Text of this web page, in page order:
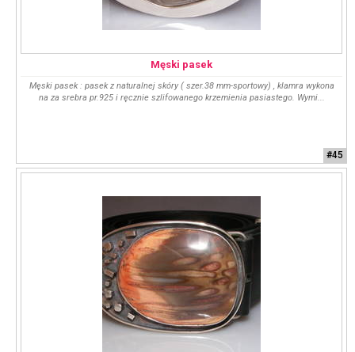
Męski pasek
Męski pasek : pasek z naturalnej skóry ( szer.38 mm-sportowy) , klamra wykona
na za srebra pr.925 i ręcznie szlifowanego krzemienia pasiastego. Wymi...
#45